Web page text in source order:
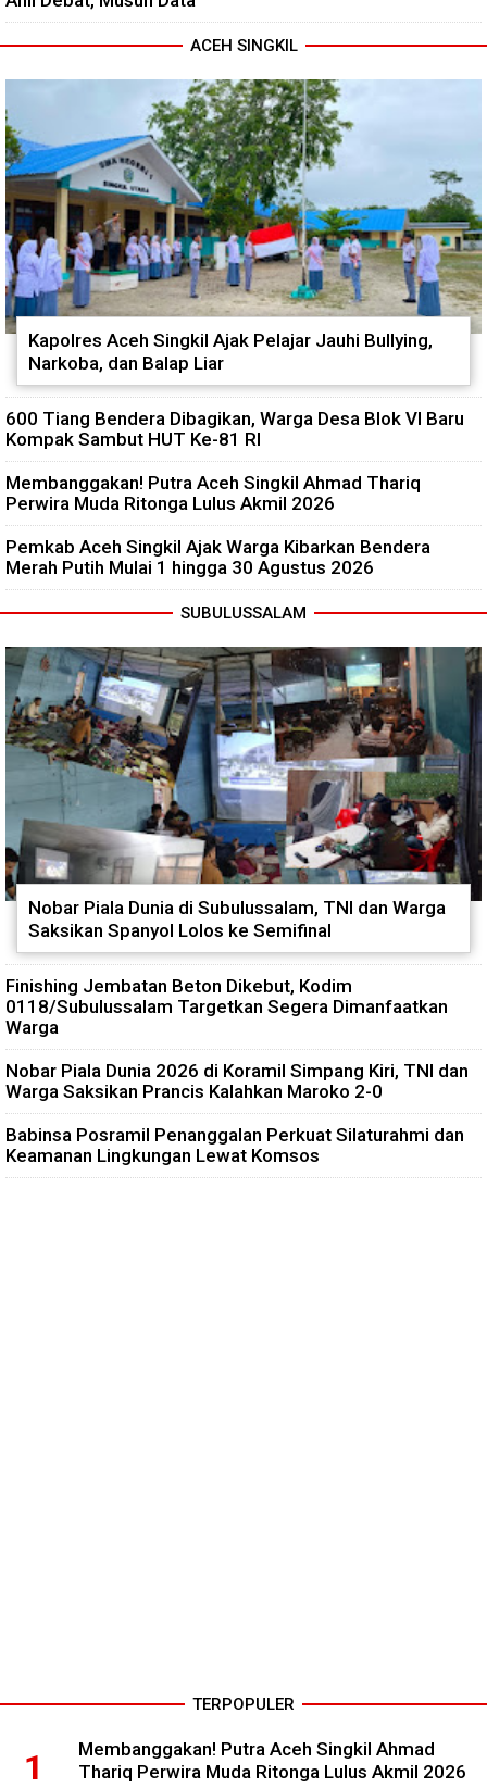
ACEH SINGKIL
Kapolres Aceh Singkil Ajak Pelajar Jauhi Bullying,
Narkoba, dan Balap Liar
600 Tiang Bendera Dibagikan, Warga Desa Blok VI Baru
Kompak Sambut HUT Ke-81 RI
Membanggakan! Putra Aceh Singkil Ahmad Thariq
Perwira Muda Ritonga Lulus Akmil 2026
Pemkab Aceh Singkil Ajak Warga Kibarkan Bendera
Merah Putih Mulai 1 hingga 30 Agustus 2026
SUBULUSSALAM
Nobar Piala Dunia di Subulussalam, TNI dan Warga
Saksikan Spanyol Lolos ke Semifinal
Finishing Jembatan Beton Dikebut, Kodim
0118/Subulussalam Targetkan Segera Dimanfaatkan
Warga
Nobar Piala Dunia 2026 di Koramil Simpang Kiri, TNI dan
Warga Saksikan Prancis Kalahkan Maroko 2-0
Babinsa Posramil Penanggalan Perkuat Silaturahmi dan
Keamanan Lingkungan Lewat Komsos
TERPOPULER
Membanggakan! Putra Aceh Singkil Ahmad
Thariq Perwira Muda Ritonga Lulus Akmil 2026